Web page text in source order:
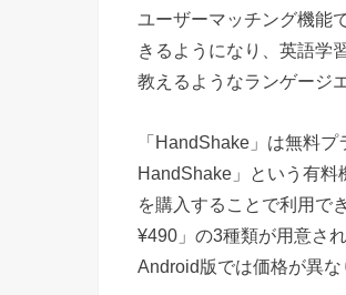
ユーザーマッチング機能
きるようになり、英語学
教えるようなランゲージ
「HandShake」は無料
HandShake」という有料
を購入することで利用で
¥490」の3種類が用意さ
Android版では価格が異な